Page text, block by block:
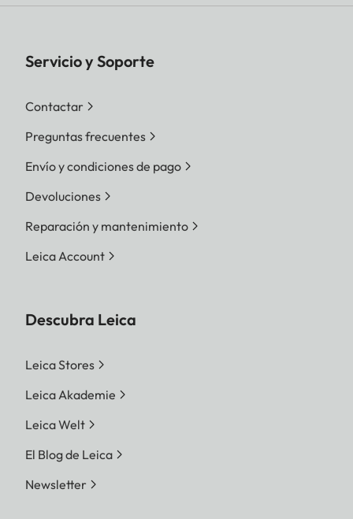
Servicio y Soporte
Contactar
Preguntas frecuentes
Envío y condiciones de pago
Devoluciones
Reparación y mantenimiento
Leica Account
Descubra Leica
Leica Stores
Leica Akademie
Leica Welt
El Blog de Leica
Newsletter